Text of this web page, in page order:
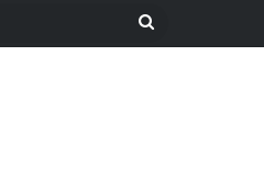
Search